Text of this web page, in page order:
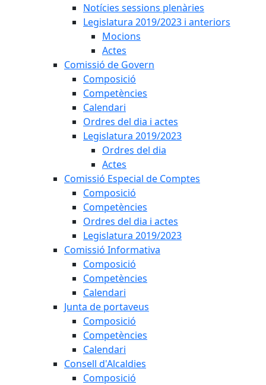
Notícies sessions plenàries
Legislatura 2019/2023 i anteriors
Mocions
Actes
Comissió de Govern
Composició
Competències
Calendari
Ordres del dia i actes
Legislatura 2019/2023
Ordres del dia
Actes
Comissió Especial de Comptes
Composició
Competències
Ordres del dia i actes
Legislatura 2019/2023
Comissió Informativa
Composició
Competències
Calendari
Junta de portaveus
Composició
Competències
Calendari
Consell d'Alcaldies
Composició